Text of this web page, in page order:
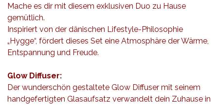
Mache es dir mit diesem exklusiven Duo zu Hause
gemütlich.
Inspiriert von der dänischen Lifestyle-Philosophie
„Hygge“, fördert dieses Set eine Atmosphäre der Wärme,
Entspannung und Freude.
Glow Diffuser:
Der wunderschön gestaltete Glow Diffuser mit seinem
handgefertigten Glasaufsatz verwandelt dein Zuhause in